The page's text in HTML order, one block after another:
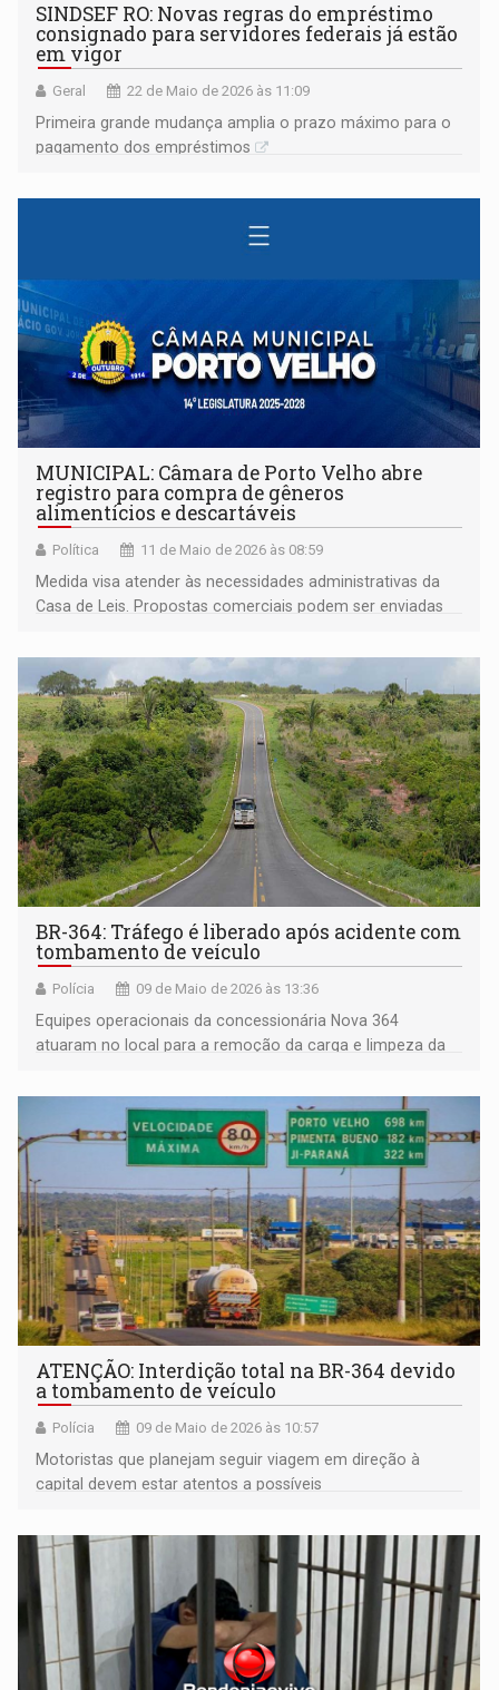
SINDSEF RO: Novas regras do empréstimo
consignado para servidores federais já estão
em vigor
Geral 22 de Maio de 2026 às 11:09
Primeira grande mudança amplia o prazo máximo para o
pagamento dos empréstimos
MUNICIPAL: Câmara de Porto Velho abre
registro para compra de gêneros
alimentícios e descartáveis
Política 11 de Maio de 2026 às 08:59
Medida visa atender às necessidades administrativas da
Casa de Leis. Propostas comerciais podem ser enviadas
BR-364: Tráfego é liberado após acidente com
tombamento de veículo
Polícia 09 de Maio de 2026 às 13:36
Equipes operacionais da concessionária Nova 364
atuaram no local para a remoção da carga e limpeza da
ATENÇÃO: Interdição total na BR-364 devido
a tombamento de veículo
Polícia 09 de Maio de 2026 às 10:57
Motoristas que planejam seguir viagem em direção à
capital devem estar atentos a possíveis